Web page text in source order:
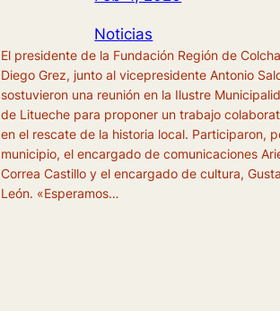
Noticias
El presidente de la Fundación Región de
Diego Grez, junto al vicepresidente Antonio
sostuvieron una reunión en la Ilustre
de Litueche para proponer un trabajo
en el rescate de la historia local. Participaron,
municipio, el encargado de comunicaciones
Correa Castillo y el encargado de cultura,
León. «Esperamos…